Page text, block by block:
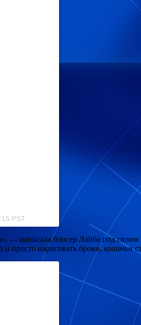
PST
— написала блогер Лайба под
просто нарисовать брови, кошачьи